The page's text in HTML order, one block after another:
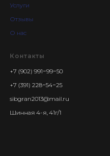
Услуги
Отзывы
О нас
Контакты
+7 (902) 991−99−50
+7 (391) 228−54−25
sibgran2013@mail.ru
Шинная 4-я, 41г/1